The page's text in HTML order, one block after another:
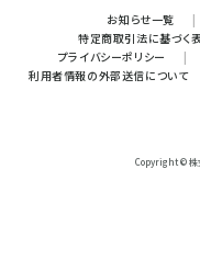
お知らせ一覧 |
特定商取引法に基づく
プライバシーポリシー
|
利用者情報の外部送信について
Copyright ©